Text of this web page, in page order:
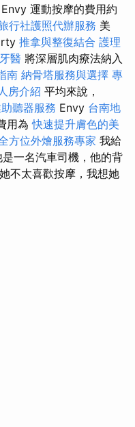
運動按摩的費用約
行社護照代辦服務 美
推拿與整復結合 護理
醫 將深層肌肉療法納入
南 納骨塔服務與選擇 專
房介紹 平均來說，
聽器服務 Envy 台南地
用為快速提升膚色的美
方位外燴服務專家 我給
一名汽車司機，他的背
不太喜歡按摩，我想她